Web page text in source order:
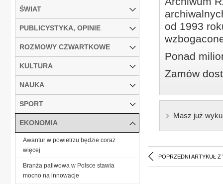
od 1993
Ponad
Zamów
Masz już
POPRZEDNI ARTYKUŁ Z
ŚWIAT
PUBLICYSTYKA, OPINIE
ROZMOWY CZWARTKOWE
KULTURA
NAUKA
SPORT
EKONOMIA
Awantur w powietrzu będzie coraz
więcej
Branża paliwowa w Polsce stawia
mocno na innowacje